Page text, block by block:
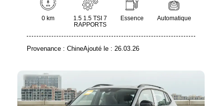
0 km
1.5 1.5 TSI 7
RAPPORTS
Essence Automatique
Provenance : ChineAjouté le : 26.03.26